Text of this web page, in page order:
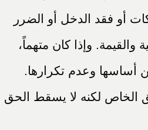
أو فقد الدخل أو الضرر
والقيمة. وإذا كان متهماً،
أساسها وعدم تكرارها.
الخاص لكنه لا يسقط الحق